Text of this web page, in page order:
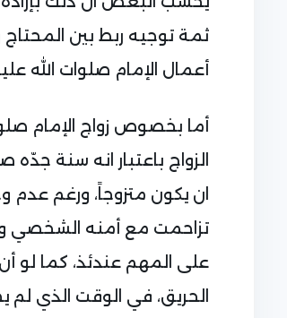
ثمة توجيه ربط بين
أعمال الإمام صلوات الله
أما بخصوص زواج الإمام
الزواج باعتبار انه سنة
ان يكون متزوجاً، ورغم عدم
تزاحمت مع أمنه الشخصي
على المهم عندئذ، كما لو
الحريق، في الوقت الذي